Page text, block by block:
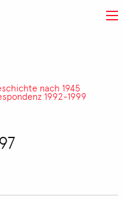
nach 1945
1992-1999